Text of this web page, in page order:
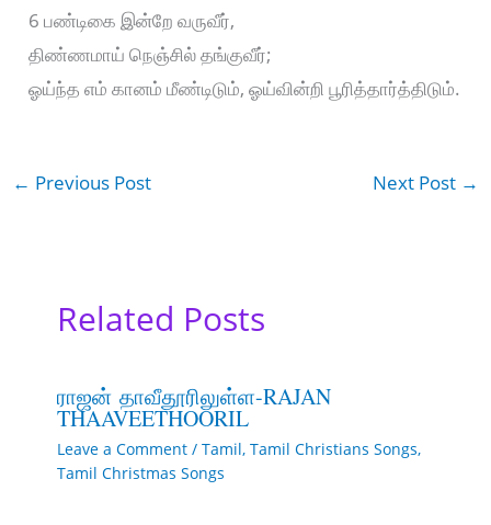
6 பண்டிகை இன்றே வருவீர்,
திண்ணமாய் நெஞ்சில் தங்குவீர்;
ஓய்ந்த எம் கானம் மீண்டிடும், ஓய்வின்றி பூரித்தார்த்திடும்.
← Previous Post Next Post →
Related Posts
ராஜன் தாவீதூரிலுள்ள-RAJAN
THAAVEETHOORIL
Leave a Comment / Tamil, Tamil Christians Songs,
Tamil Christmas Songs